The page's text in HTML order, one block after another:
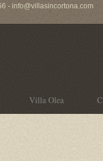
- info@villasincortona.com
Villa Olea